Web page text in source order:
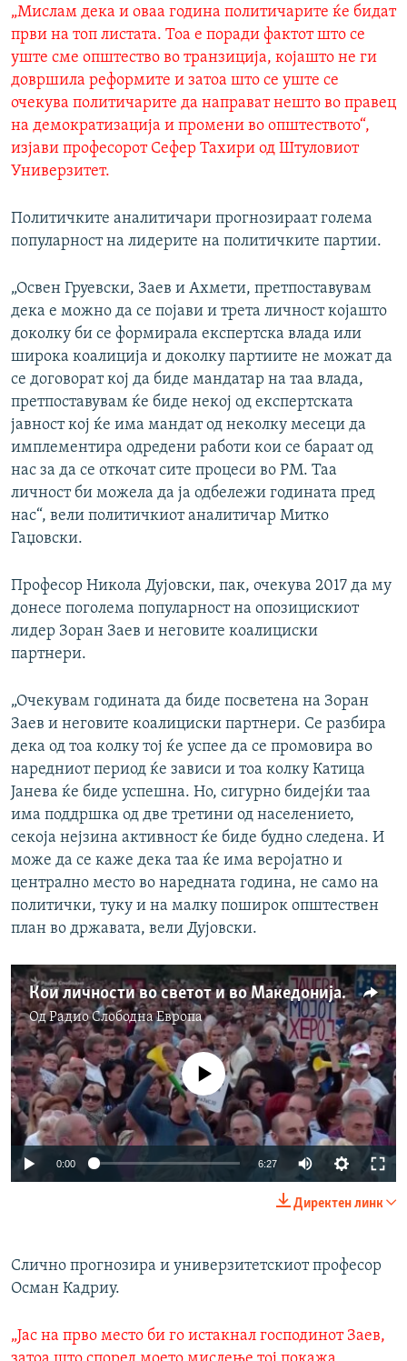
„Мислам дека и оваа година политичарите ќе бидат
први на топ листата. Тоа е поради фактот што се
уште сме општество во транзиција, којашто не ги
довршила реформите и затоа што се уште се
очекува политичарите да направат нешто во правец
на демократизација и промени во општеството“,
изјави професорот Сефер Тахири од Штуловиот
Универзитет.
Политичките аналитичари прогнозираат голема
популарност на лидерите на политичките партии.
„Освен Груевски, Заев и Ахмети, претпоставувам
дека е можно да се појави и трета личност којашто
доколку би се формирала експертска влада или
широка коалиција и доколку партиите не можат да
се договорат кој да биде мандатар на таа влада,
претпоставувам ќе биде некој од експертската
јавност кој ќе има мандат од неколку месеци да
имплементира одредени работи кои се бараат од
нас за да се откочат сите процеси во РМ. Таа
личност би можела да ја одбележи годината пред
нас“, вели политичкиот аналитичар Митко
Гаџовски.
Професор Никола Дујовски, пак, очекува 2017 да му
донесе поголема популарност на опозицискиот
лидер Зоран Заев и неговите коалициски
партнери.
„Очекувам годината да биде посветена на Зоран
Заев и неговите коалициски партнери. Се разбира
дека од тоа колку тој ќе успее да се промовира во
наредниот период ќе зависи и тоа колку Катица
Јанева ќе биде успешна. Но, сигурно бидејќи таа
има поддршка од две третини од населението,
секоја нејзина активност ќе биде будно следена. И
може да се каже дека таа ќе има веројатно и
централно место во наредната година, не само на
политички, туку и на малку поширок општествен
план во државата, вели Дујовски.
Кои личности во светот и во Македонија ќе доминираат годинава?
ОдРадио Слободна Eвропа
No media source currently available
0:00 6:27
Директен линк
Слично прогнозира и универзитетскиот професор
Осман Кадриу.
„Јас на прво место би го истакнал господинот Заев,